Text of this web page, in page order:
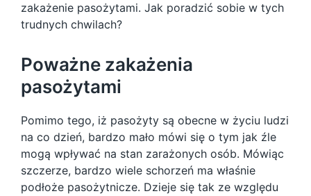
zakażenie pasożytami. Jak poradzić sobie w tych
trudnych chwilach?
Poważne zakażenia
pasożytami
Pomimo tego, iż pasożyty są obecne w życiu ludzi
na co dzień, bardzo mało mówi się o tym jak źle
mogą wpływać na stan zarażonych osób. Mówiąc
szczerze, bardzo wiele schorzeń ma właśnie
podłoże pasożytnicze. Dzieje się tak ze względu